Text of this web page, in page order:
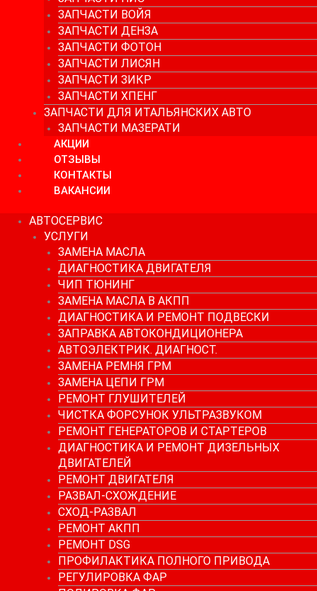
ЗАПЧАСТИ ВОЙЯ
ЗАПЧАСТИ ДЕНЗА
ЗАПЧАСТИ ФОТОН
ЗАПЧАСТИ ЛИСЯН
ЗАПЧАСТИ ЗИКР
ЗАПЧАСТИ ХПЕНГ
ЗАПЧАСТИ ДЛЯ ИТАЛЬЯНСКИХ АВТО
ЗАПЧАСТИ МАЗЕРАТИ
АКЦИИ
ОТЗЫВЫ
КОНТАКТЫ
ВАКАНСИИ
АВТОСЕРВИС
УСЛУГИ
ЗАМЕНА МАСЛА
ДИАГНОСТИКА ДВИГАТЕЛЯ
ЧИП ТЮНИНГ
ЗАМЕНА МАСЛА В АКПП
ДИАГНОСТИКА И РЕМОНТ ПОДВЕСКИ
ЗАПРАВКА АВТОКОНДИЦИОНЕРА
АВТОЭЛЕКТРИК. ДИАГНОСТ.
ЗАМЕНА РЕМНЯ ГРМ
ЗАМЕНА ЦЕПИ ГРМ
РЕМОНТ ГЛУШИТЕЛЕЙ
ЧИСТКА ФОРСУНОК УЛЬТРАЗВУКОМ
РЕМОНТ ГЕНЕРАТОРОВ И СТАРТЕРОВ
ДИАГНОСТИКА И РЕМОНТ ДИЗЕЛЬНЫХ
ДВИГАТЕЛЕЙ
РЕМОНТ ДВИГАТЕЛЯ
РАЗВАЛ-СХОЖДЕНИЕ
СХОД-РАЗВАЛ
РЕМОНТ АКПП
РЕМОНТ DSG
ПРОФИЛАКТИКА ПОЛНОГО ПРИВОДА
РЕГУЛИРОВКА ФАР